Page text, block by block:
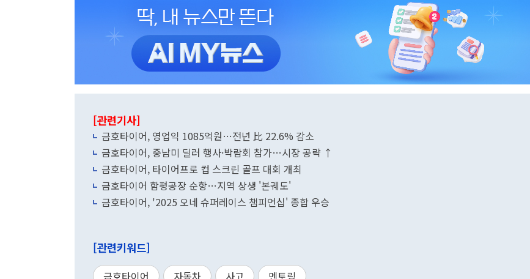
[관련기사]
금호타이어, 영업익 1085억원…전년 比 22.6% 감소
금호타이어, 중남미 딜러 행사·박람회 참가…시장 공략 ↑
금호타이어, 타이어프로 컵 스크린 골프 대회 개최
금호타이어 함평공장 순항…지역 상생 '본궤도'
금호타이어, '2025 오네 슈퍼레이스 챔피언십' 종합 우승
[관련키워드]
금호타이어 자동차 사고 멘토링